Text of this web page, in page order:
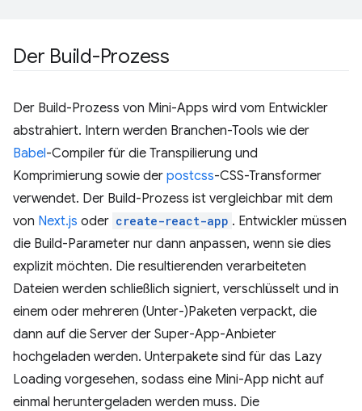
Der Build-Prozess
Der Build-Prozess von Mini-Apps wird vom Entwickler
abstrahiert. Intern werden Branchen-Tools wie der
Babel-Compiler für die Transpilierung und
Komprimierung sowie der postcss-CSS-Transformer
verwendet. Der Build-Prozess ist vergleichbar mit dem
von Next.js oder create-react-app . Entwickler müssen
die Build-Parameter nur dann anpassen, wenn sie dies
explizit möchten. Die resultierenden verarbeiteten
Dateien werden schließlich signiert, verschlüsselt und in
einem oder mehreren (Unter-)Paketen verpackt, die
dann auf die Server der Super-App-Anbieter
hochgeladen werden. Unterpakete sind für das Lazy
Loading vorgesehen, sodass eine Mini-App nicht auf
einmal heruntergeladen werden muss. Die